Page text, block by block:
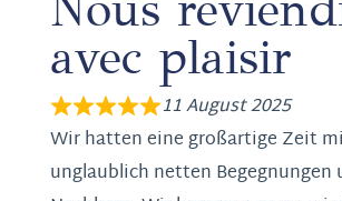
avec plaisir
11 August 2025
Wir hatten eine großartige Zeit
unglaublich netten Begegnungen